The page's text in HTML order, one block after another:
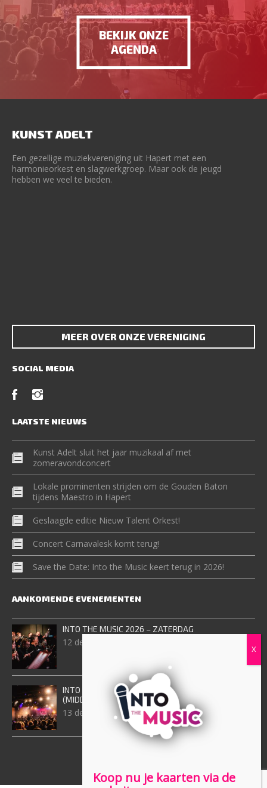
BEKIJK ONZE
AGENDA
KUNST ADELT
Een gezellige muziekvereniging uit Hapert met een
harmonieorkest en slagwerkgroep. Maar ook de jeugd
hebben we veel te bieden.
MEER OVER ONZE VERENIGING
SOCIAL MEDIA
LAATSTE NIEUWS
Kunst Adelt sluit het jaar muzikaal af met
zomeravondconcert
Lokale prominenten strijden om de Gouden Baton
tijdens Maestro in Hapert
Geslaagde editie Nieuw Talent Orkest!
Concert Carnavalesk komt terug!
Save the Date: Into the Music keert terug in 2026!
AANKOMENDE EVENEMENTEN
INTO THE MUSIC 2026 – ZATERDAG
12 december, 2026
INTO THE MUSIC 2026 – ZONDAG
(MIDDAGVOORSTELING)
13 december, 2026
Koop nu je kaarten via de